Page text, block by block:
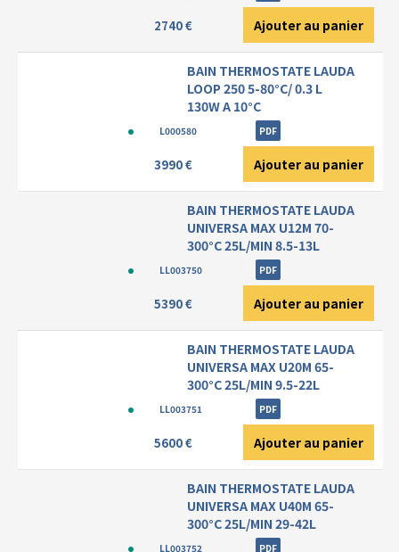
2740 € Ajouter au panier
BAIN THERMOSTATE LAUDA
LOOP 250 5-80°C/ 0.3 L
130W A 10°C
L000580 PDF
3990 € Ajouter au panier
BAIN THERMOSTATE LAUDA
UNIVERSA MAX U12M 70-
300°C 25L/MIN 8.5-13L
LL003750 PDF
5390 € Ajouter au panier
BAIN THERMOSTATE LAUDA
UNIVERSA MAX U20M 65-
300°C 25L/MIN 9.5-22L
LL003751 PDF
5600 € Ajouter au panier
BAIN THERMOSTATE LAUDA
UNIVERSA MAX U40M 65-
300°C 25L/MIN 29-42L
LL003752 PDF